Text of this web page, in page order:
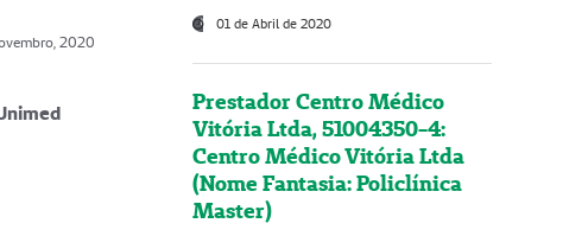
2020
01 de Abril de 2020
Prestador Centro Médico
Vitória Ltda, 51004350-4:
Centro Médico Vitória Ltda
(Nome Fantasia: Policlínica
Master)